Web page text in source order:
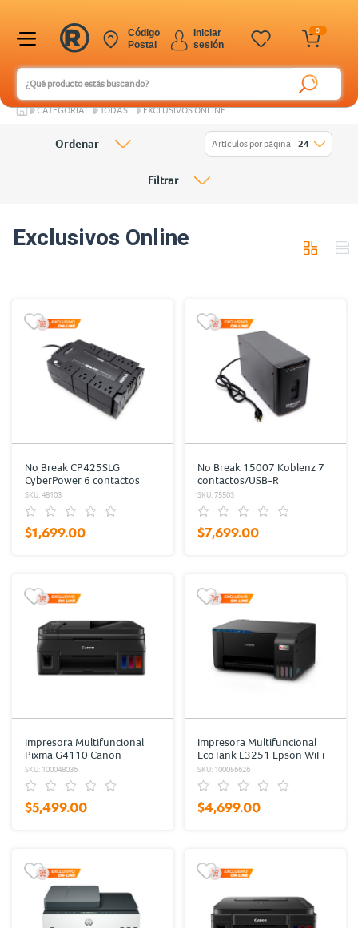
0
Iniciar
sesión
Código
Postal
CATEGORÍA TODAS EXCLUSIVOS ONLINE
Exclusivos Online
Ordenar Artículos por página 24
Filtrar
No Break CP425SLG
CyberPower 6 contactos
SKU: 48103
$1,699.00
No Break 15007 Koblenz 7
contactos/USB-R
SKU: 75503
$7,699.00
Impresora Multifuncional
Pixma G4110 Canon
Negro/Color
SKU: 100048036
$5,499.00
Impresora Multifuncional
EcoTank L3251 Epson WiFi
Negro/Color
SKU: 100056626
$4,699.00